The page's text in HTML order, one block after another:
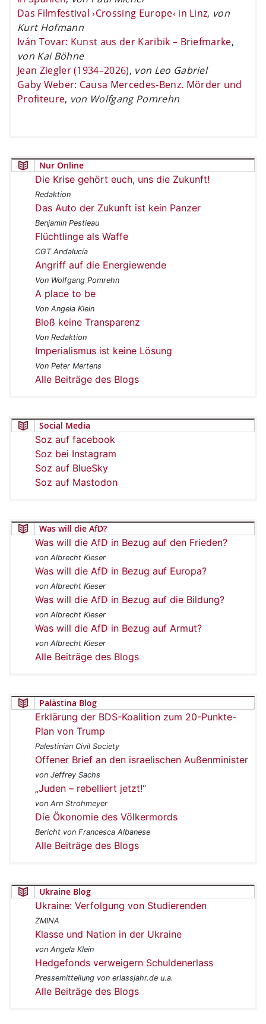
Das Filmfestival ›Crossing Europe‹ in Linz, von
Kurt Hofmann
Iván Tovar: Kunst aus der Karibik – Briefmarke,
von Kai Böhne
Jean Ziegler (1934–2026), von Leo Gabriel
Gaby Weber: Causa Mercedes-Benz. Mörder und
Profiteure, von Wolfgang Pomrehn
Nur Online
Die Krise gehört euch, uns die Zukunft!
Redaktion
Das Auto der Zukunft ist kein Panzer
Benjamin Pestieau
Flüchtlinge als Waffe
CGT Andalucía
Angriff auf die Energiewende
Von Wolfgang Pomrehn
A place to be
Von Angela Klein
Bloß keine Transparenz
Von Redaktion
Imperialismus ist keine Lösung
Von Peter Mertens
Alle Beiträge des Blogs
Social Media
Soz auf facebook
Soz bei Instagram
Soz auf BlueSky
Soz auf Mastodon
Was will die AfD?
Was will die AfD in Bezug auf den Frieden?
von Albrecht Kieser
Was will die AfD in Bezug auf Europa?
von Albrecht Kieser
Was will die AfD in Bezug auf die Bildung?
von Albrecht Kieser
Was will die AfD in Bezug auf Armut?
von Albrecht Kieser
Alle Beiträge des Blogs
Palästina Blog
Erklärung der BDS-Koalition zum 20-Punkte-
Plan von Trump
Palestinian Civil Society
Offener Brief an den israelischen Außenminister
von Jeffrey Sachs
„Juden – rebelliert jetzt!“
von Arn Strohmeyer
Die Ökonomie des Völkermords
Bericht von Francesca Albanese
Alle Beiträge des Blogs
Ukraine Blog
Ukraine: Verfolgung von Studierenden
ZMINA
Klasse und Nation in der Ukraine
von Angela Klein
Hedgefonds verweigern Schuldenerlass
Pressemitteilung von erlassjahr.de u.a.
Alle Beiträge des Blogs